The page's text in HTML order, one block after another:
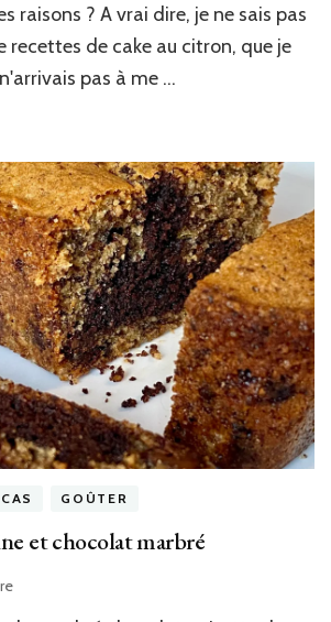
Pierre
Hermé
raisons ? A vrai dire, je ne sais pas
recettes de cake au citron, que je
pas à me …
GOÛTER
et chocolat marbré
sur